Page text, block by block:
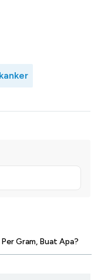
Gram, Buat Apa?